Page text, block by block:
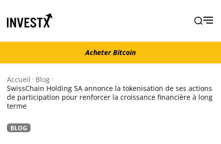
Acheter Bitcoin
Actualité
Acheter Bitcoin
Accueil
Blog
SwissChain Holding SA annonce la tokenisation de ses actions
de participation pour renforcer la croissance financière à long
terme
BLOG